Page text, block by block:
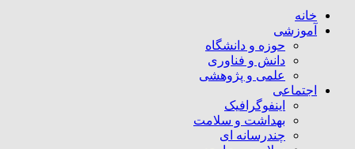
خانه
آموزشی
حوزه و دانشگاه
دانش و فناوری
علمی و پژوهشی
اجتماعی
اینفوگرافیک
بهداشت و سلامت
چندرسانه ای